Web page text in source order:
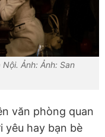
Ảnh: Ảnh: San
văn phòng quan
yêu hay bạn bè